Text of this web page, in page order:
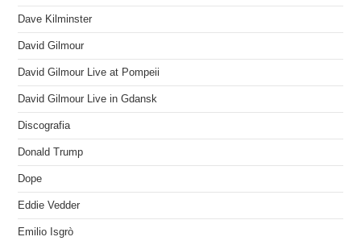
Dave Kilminster
David Gilmour
David Gilmour Live at Pompeii
David Gilmour Live in Gdansk
Discografia
Donald Trump
Dope
Eddie Vedder
Emilio Isgrò